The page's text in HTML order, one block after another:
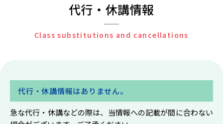
代行・休講情報
Class substitutions and cancellations
代行・休講情報はありません。
急な代行・休講などの際は、当情報への記載が間に合わない